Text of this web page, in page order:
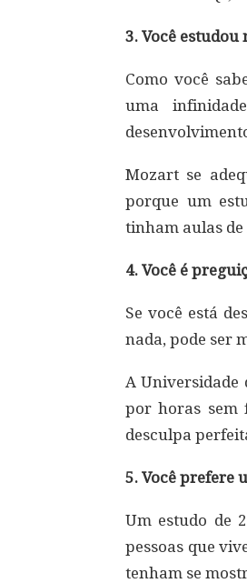
3. Você estudou
Como você
uma
Mozart se
porque um
tinham aulas
4. Você é
Se você está
nada, pode ser
A Universidade
por horas sem
desculpa
5. Você prefere
Um estudo de
pessoas que
tenham se